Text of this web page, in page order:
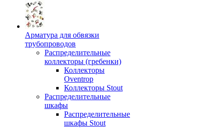
Арматура для обвязки
трубопроводов
Распределительные
коллекторы (гребенки)
Коллекторы
Oventrop
Коллекторы Stout
Распределительные
шкафы
Распределительные
шкафы Stout